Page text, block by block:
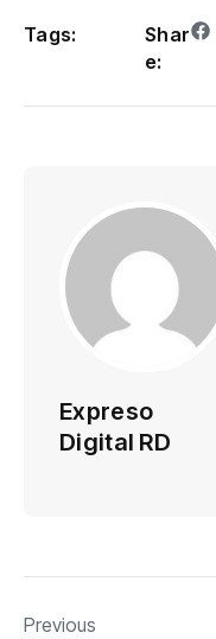
Tags:
Shar
e:
Expreso
Digital RD
Previous